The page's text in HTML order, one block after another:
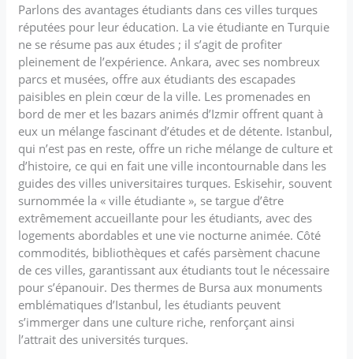
Parlons des avantages étudiants dans ces villes turques
réputées pour leur éducation. La vie étudiante en Turquie
ne se résume pas aux études ; il s’agit de profiter
pleinement de l’expérience. Ankara, avec ses nombreux
parcs et musées, offre aux étudiants des escapades
paisibles en plein cœur de la ville. Les promenades en
bord de mer et les bazars animés d’Izmir offrent quant à
eux un mélange fascinant d’études et de détente. Istanbul,
qui n’est pas en reste, offre un riche mélange de culture et
d’histoire, ce qui en fait une ville incontournable dans les
guides des villes universitaires turques. Eskisehir, souvent
surnommée la « ville étudiante », se targue d’être
extrêmement accueillante pour les étudiants, avec des
logements abordables et une vie nocturne animée. Côté
commodités, bibliothèques et cafés parsèment chacune
de ces villes, garantissant aux étudiants tout le nécessaire
pour s’épanouir. Des thermes de Bursa aux monuments
emblématiques d’Istanbul, les étudiants peuvent
s’immerger dans une culture riche, renforçant ainsi
l’attrait des universités turques.